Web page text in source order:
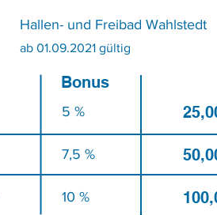
ab 01.09.2021 gültig
Hallen- und Freibad Wahlstedt
Bonus
5 %
7,5 %
10 %